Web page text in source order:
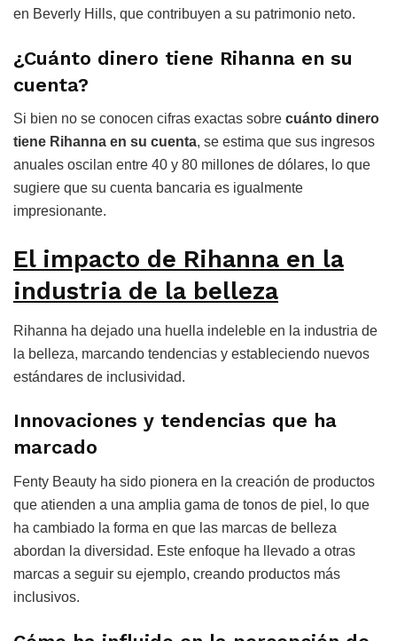
en Beverly Hills, que contribuyen a su patrimonio neto.
¿Cuánto dinero tiene Rihanna en su
cuenta?
Si bien no se conocen cifras exactas sobre cuánto dinero
tiene Rihanna en su cuenta, se estima que sus ingresos
anuales oscilan entre 40 y 80 millones de dólares, lo que
sugiere que su cuenta bancaria es igualmente
impresionante.
El impacto de Rihanna en la
industria de la belleza
Rihanna ha dejado una huella indeleble en la industria de
la belleza, marcando tendencias y estableciendo nuevos
estándares de inclusividad.
Innovaciones y tendencias que ha
marcado
Fenty Beauty ha sido pionera en la creación de productos
que atienden a una amplia gama de tonos de piel, lo que
ha cambiado la forma en que las marcas de belleza
abordan la diversidad. Este enfoque ha llevado a otras
marcas a seguir su ejemplo, creando productos más
inclusivos.